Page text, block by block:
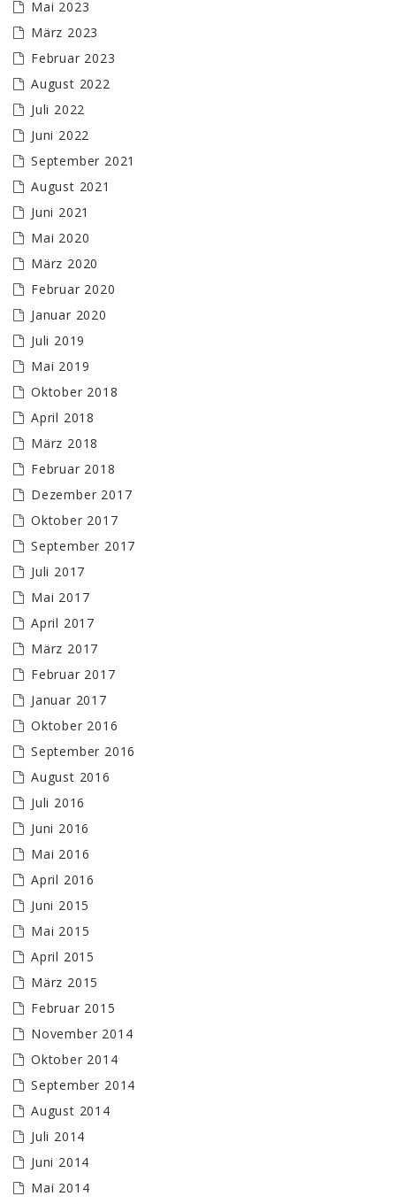
Mai 2023
März 2023
Februar 2023
August 2022
Juli 2022
Juni 2022
September 2021
August 2021
Juni 2021
Mai 2020
März 2020
Februar 2020
Januar 2020
Juli 2019
Mai 2019
Oktober 2018
April 2018
März 2018
Februar 2018
Dezember 2017
Oktober 2017
September 2017
Juli 2017
Mai 2017
April 2017
März 2017
Februar 2017
Januar 2017
Oktober 2016
September 2016
August 2016
Juli 2016
Juni 2016
Mai 2016
April 2016
Juni 2015
Mai 2015
April 2015
März 2015
Februar 2015
November 2014
Oktober 2014
September 2014
August 2014
Juli 2014
Juni 2014
Mai 2014